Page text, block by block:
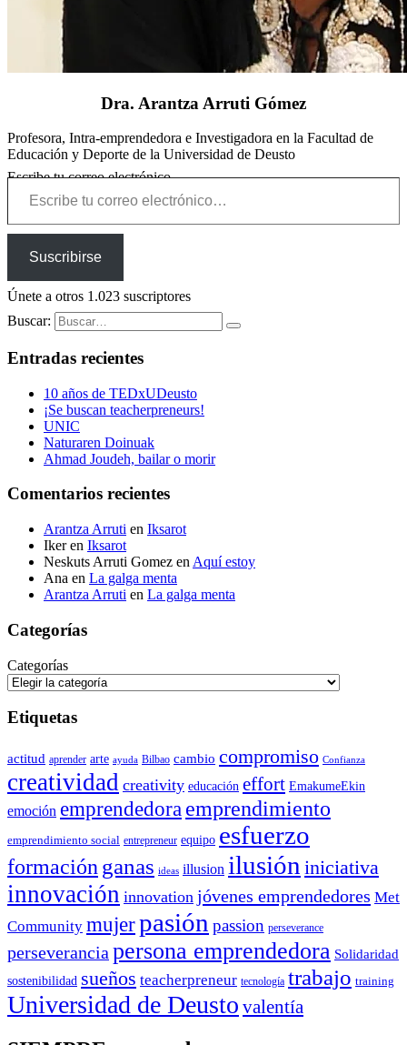
Dra. Arantza Arruti Gómez
Profesora, Intra-emprendedora e Investigadora en la Facultad de
Educación y Deporte de la Universidad de Deusto
Escribe tu correo electrónico…
Suscribirse
Únete a otros 1.023 suscriptores
Buscar:
Entradas recientes
10 años de TEDxUDeusto
¡Se buscan teacherpreneurs!
UNIC
Naturaren Doinuak
Ahmad Joudeh, bailar o morir
Comentarios recientes
Arantza Arruti en Iksarot
Ikeren Iksarot
Neskuts Arruti Gomez en Aquí estoy
Ana en La galga menta
Arantza Arruti en La galga menta
Categorías
Categorías
Etiquetas
actitud aprender arte ayuda Bilbao cambio compromiso Confianza
creatividad creativity educación effort EmakumeEkin
emoción emprendedora emprendimiento
emprendimiento social entrepreneur equipo esfuerzo
formación ganas ideas illusion ilusión iniciativa
innovación innovation jóvenes emprendedores Met
Community mujerpasión passion perseverance
perseverancia persona emprendedora Solidaridad
sostenibilidad sueños teacherpreneur tecnología trabajo training
Universidad de Deusto valentía